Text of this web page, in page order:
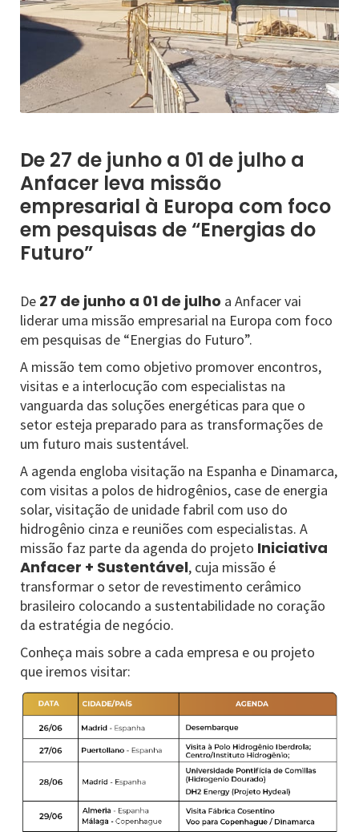
De 27 de junho a 01 de julho a
Anfacer leva missão
empresarial à Europa com foco
em pesquisas de “Energias do
Futuro”
De 27 de junho a 01 de julho a Anfacer vai
liderar uma missão empresarial na Europa com foco
em pesquisas de “Energias do Futuro”.
A missão tem como objetivo promover encontros,
visitas e a interlocução com especialistas na
vanguarda das soluções energéticas para que o
setor esteja preparado para as transformações de
um futuro mais sustentável.
A agenda engloba visitação na Espanha e Dinamarca,
com visitas a polos de hidrogênios, case de energia
solar, visitação de unidade fabril com uso do
hidrogênio cinza e reuniões com especialistas. A
missão faz parte da agenda do projeto Iniciativa
Anfacer + Sustentável, cuja missão é
transformar o setor de revestimento cerâmico
brasileiro colocando a sustentabilidade no coração
da estratégia de negócio.
Conheça mais sobre a cada empresa e ou projeto
que iremos visitar: